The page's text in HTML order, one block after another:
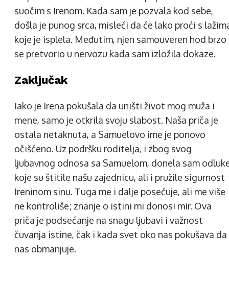
suočim s Irenom. Kada sam je pozvala kod sebe,
došla je punog srca, misleći da će lako proći s
koje je isplela. Međutim, njen samouveren hod brzo
se pretvorio u nervozu kada sam izložila dokaze.
Zaključak
Iako je Irena pokušala da uništi život mog muža i
mene, samo je otkrila svoju slabost. Naša priča je
ostala netaknuta, a Samuelovo ime je ponovo
očišćeno. Uz podršku roditelja, i zbog svog
ljubavnog odnosa sa Samuelom, donela sam
koje su štitile našu zajednicu, ali i pružile sigurnost
Ireninom sinu. Tuga me i dalje posećuje, ali me više
ne kontroliše; znanje o istini mi donosi mir. Ova
priča je podsećanje na snagu ljubavi i važnost
čuvanja istine, čak i kada svet oko nas pokušava da
nas obmanjuje.